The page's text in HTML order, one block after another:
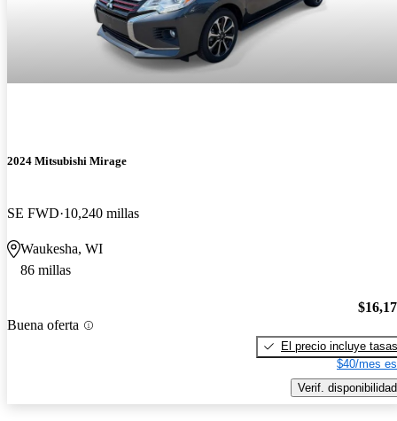
2024 Mitsubishi Mirage
SE FWD 10,240 millas
Waukesha, WI
86 millas
Buena oferta
El precio incluye tasas
$40/mes
Verif. disponibilidad